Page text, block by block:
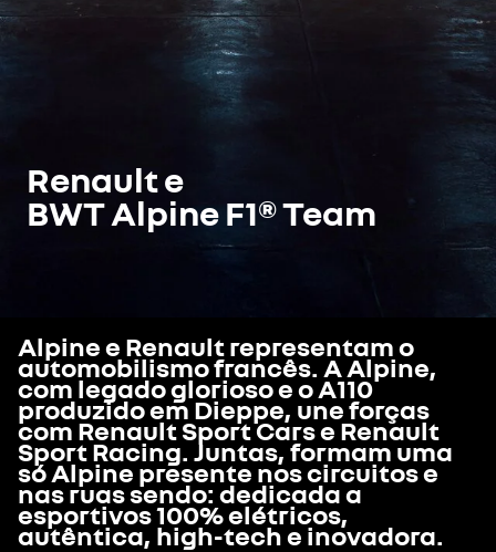
Renault e
BWT Alpine F1® Team
Alpine e Renault representam o
automobilismo francês. A Alpine,
com legado glorioso e o A110
produzido em Dieppe, une forças
com Renault Sport Cars e Renault
Sport Racing. Juntas, formam uma
só Alpine presente nos circuitos e
nas ruas sendo: dedicada a
esportivos 100% elétricos,
autêntica, high-tech e inovadora.